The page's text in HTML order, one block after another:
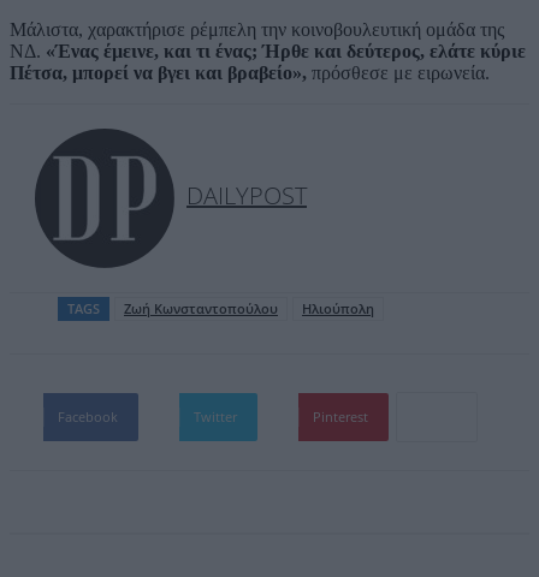
Μάλιστα, χαρακτήρισε ρέμπελη την κοινοβουλευτική ομάδα της
ΝΔ. «Ένας έμεινε, και τι ένας; Ήρθε και δεύτερος, ελάτε κύριε
Πέτσα, μπορεί να βγει και βραβείο», πρόσθεσε με ειρωνεία.
DAILYPOST
TAGS Ζωή Κωνσταντοπούλου Ηλιούπολη
Facebook Twitter Pinterest